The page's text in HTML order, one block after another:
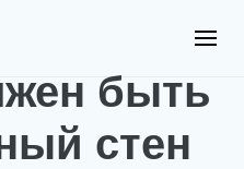
быть
стен